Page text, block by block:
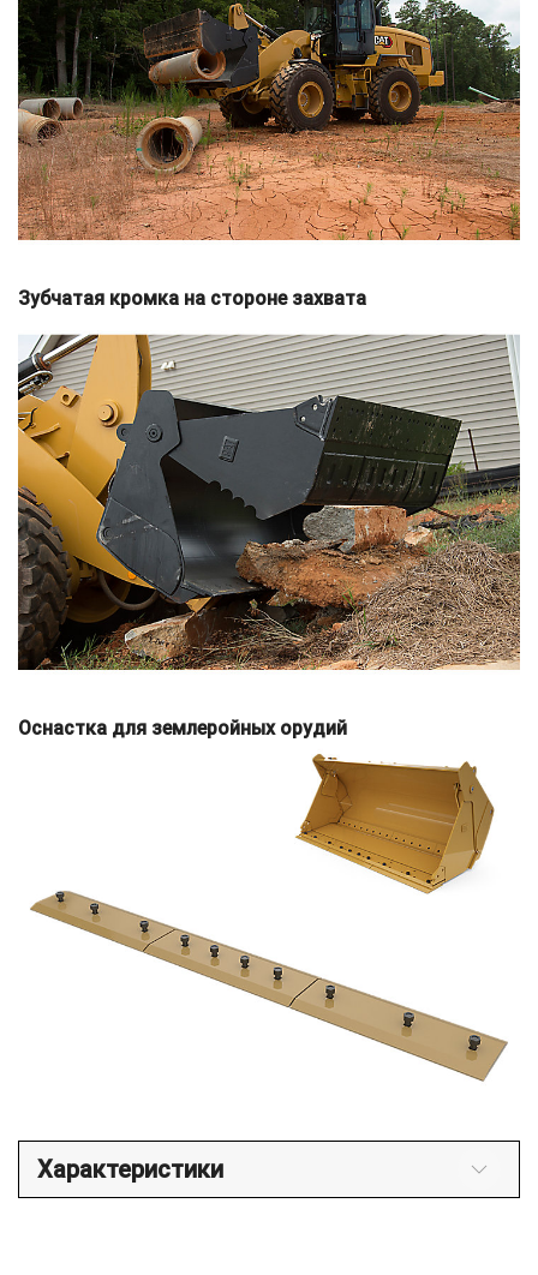
Зубчатая кромка на стороне захвата
Оснастка для землеройных орудий
Характеристики